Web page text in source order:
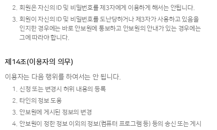
2. 회원은 자신의 ID 및 비밀번호를 제3자에게 이용하게 해서는 안됩니다.
3. 회원이 자신의 ID 및 비밀번호를 도난당하거나 제3자가 사용하고 있음을
인지한 경우에는 바로 안보원에 통보하고 안보원의 안내가 있는 경우에는
그에 따라야 합니다.
제14조(이용자의 의무)
이용자는 다음 행위를 하여서는 안 됩니다.
1.
신청 또는 변경시 허위 내용의 등록
2.
타인의 정보 도용
3.
안보원에 게시된 정보의 변경
4. 안보원이 정한 정보 이외의 정보(컴퓨터 프로그램 등) 등의 송신 또는 게시